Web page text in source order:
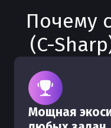
Почему
(C-
Мощная